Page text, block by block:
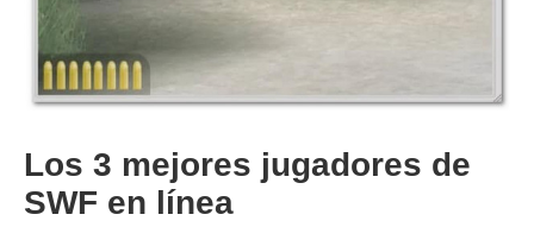
Los 3 mejores jugadores de
SWF en línea